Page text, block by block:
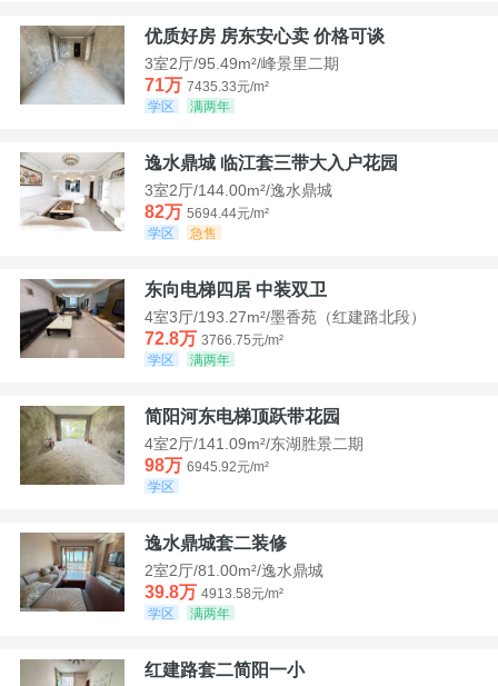
优质好房 房东安心卖 价格可谈
3室2厅/95.49m²/峰景里二期
71万 7435.33元/m²
学区
满两年
逸水鼎城 临江套三带大入户花园
3室2厅/144.00m²/逸水鼎城
82万 5694.44元/m²
学区
急售
东向电梯四居 中装双卫
4室3厅/193.27m²/墨香苑（红建路北段）
72.8万 3766.75元/m²
学区
满两年
简阳河东电梯顶跃带花园
4室2厅/141.09m²/东湖胜景二期
98万 6945.92元/m²
学区
逸水鼎城套二装修
2室2厅/81.00m²/逸水鼎城
39.8万 4913.58元/m²
学区
满两年
红建路套二简阳一小